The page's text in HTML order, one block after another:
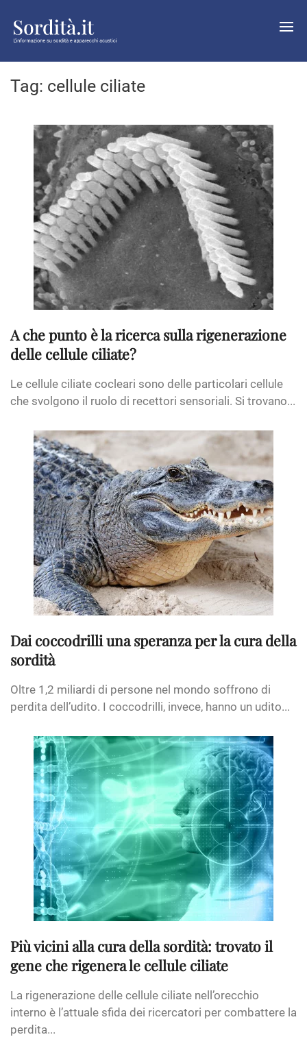
Tag: cellule ciliate
A che punto è la ricerca sulla rigenerazione
delle cellule ciliate?
Le cellule ciliate cocleari sono delle particolari cellule
che svolgono il ruolo di recettori sensoriali. Si trovano...
Dai coccodrilli una speranza per la cura della
sordità
Oltre 1,2 miliardi di persone nel mondo soffrono di
perdita dell’udito. I coccodrilli, invece, hanno un udito...
Più vicini alla cura della sordità: trovato il
gene che rigenera le cellule ciliate
La rigenerazione delle cellule ciliate nell’orecchio
interno è l’attuale sfida dei ricercatori per combattere la
perdita...